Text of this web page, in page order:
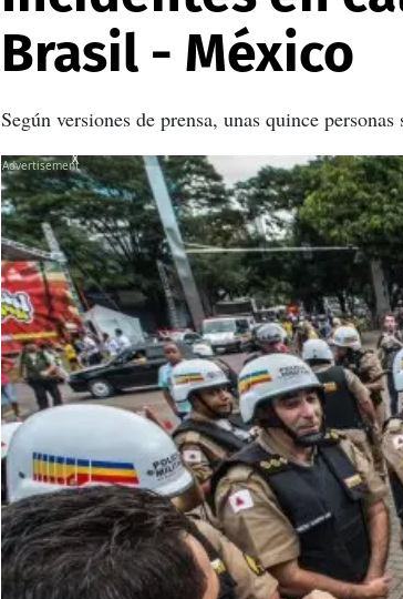
Brasil - México
Según versiones de prensa, unas quince
X